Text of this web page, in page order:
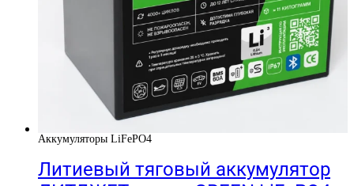
Аккумуляторы LiFePO4
Литиевый тяговый аккумулятор